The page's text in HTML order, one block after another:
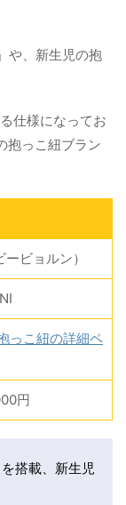
や、新生児の抱
仕様になってお
抱っこ紐ブラン
ビョルン）
っこ紐の詳細ペ
円
搭載、新生児